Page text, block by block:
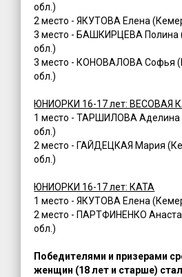
обл.)
2 место - ЯКУТОВА Елена
3 место - БАШКИРЦЕВА Полина
обл.)
3 место - КОНОВАЛОВА Софья
обл.)
ЮНИОРКИ 16-17 лет: ВЕСОВАЯ
1 место - ТАРШИЛОВА Аделина
обл.)
2 место - ГАЙДЕЦКАЯ Мария
обл.)
ЮНИОРКИ 16-17 лет: КАТА
1 место - ЯКУТОВА Елена
2 место - ПАРТФИНЕНКО
обл.)
Победителями и призерами
женщин (18 лет и старше)